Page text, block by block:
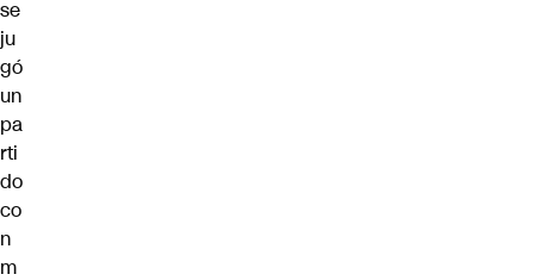
se
ju
gó
un
pa
rti
do
co
n
m